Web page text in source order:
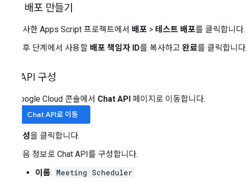
테스트 배포 만들기
복사한 Apps Script 프로젝트에서 배포 > 테스트 배포를 클릭합니다.
이후 단계에서 사용할 배포 책임자 ID를 복사하고 완료를 클릭합니다.
Chat API 구성
Google Cloud 콘솔에서 Chat API 페이지로 이동합니다.
Chat API로 이동
구성을 클릭합니다.
다음 정보로 Chat API를 구성합니다.
이름: Meeting Scheduler